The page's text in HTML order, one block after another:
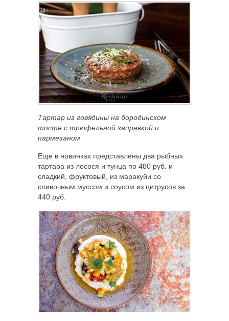
Тартар из говядины на бородинском
тосте с трюфельной заправкой и
пармезаном
Еще в новинках представлены два рыбных
тартара из лосося и тунца по 480 руб. и
сладкий, фруктовый, из маракуйи со
сливочным муссом и соусом из цитрусов за
440 руб.